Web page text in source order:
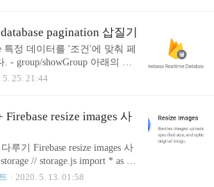
Firebase setting 필요 모듈 (npm
window 경우에는 cmd를 권한
니다. 프로젝트 root에 firebase
세한 설치는 여기서 설명 Fireb
정에서 firebase cloude messagi
pagination 삽질기
특정 데이터를 '조건'에 맞춰 페
- group/showGroup 아래의 데
높은 수 대로 맞춰서 정렬하고
기능일 뿐 페이징을 하지 못
기본 쿼리에서는 페이징 기
기 때문에 자체적으로 만들어
아래 likes/count 에 대
getOpenGroup() { return fire
5. 25. 21:44
Firebase resize images 사
루기 Firebase resize images 사
// storage.js import * as fir
import 'firebase/storage'; // 파
2020. 5. 13. 01:58